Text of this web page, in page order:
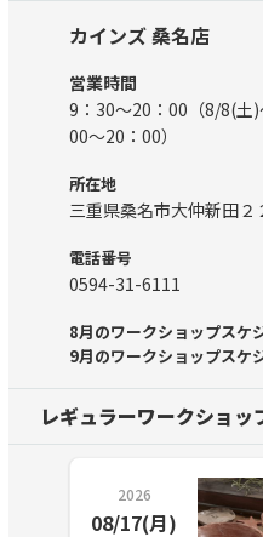
カインズ 桑名店
営業時間
9：30～20：00（8/8(土)
00～20：00）
所在地
三重県桑名市大仲新田２
電話番号
0594-31-6111
8月のワークショップスケ
9月のワークショップスケ
レギュラーワークショッ
2026
08/17(月)